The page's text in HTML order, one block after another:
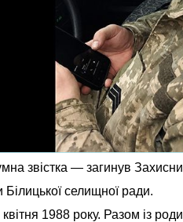
звістка — загинув
селищної ради.
1988 року. Разом із